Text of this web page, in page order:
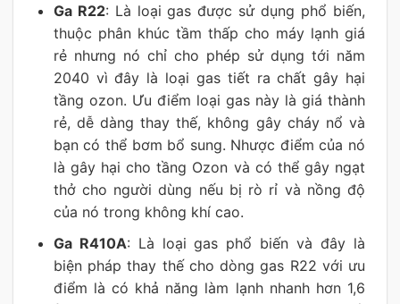
Ga R22: Là loại gas được sử dụng phổ biến,
thuộc phân khúc tầm thấp cho máy lạnh giá
rẻ nhưng nó chỉ cho phép sử dụng tới năm
2040 vì đây là loại gas tiết ra chất gây hại
tầng ozon. Ưu điểm loại gas này là giá thành
rẻ, dễ dàng thay thế, không gây cháy nổ và
bạn có thể bơm bổ sung. Nhược điểm của nó
là gây hại cho tầng Ozon và có thể gây ngạt
thở cho người dùng nếu bị rò rỉ và nồng độ
của nó trong không khí cao.
Ga R410A: Là loại gas phổ biến và đây là
biện pháp thay thế cho dòng gas R22 với ưu
điểm là có khả năng làm lạnh nhanh hơn 1,6